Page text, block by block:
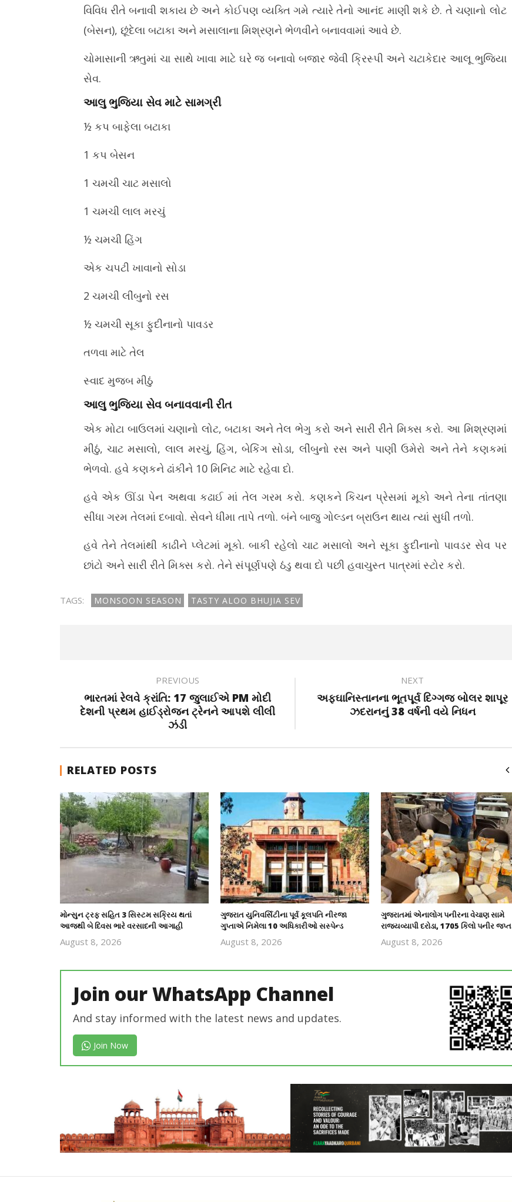
ટેસ્ટી આલૂ ભુજિયા સેવ
July
8,
2026
આજથી બે દિવસ ભારે વરસાદની આગાહી
ગુપ્તાએ નિમેલા 10 અધિકારીઓ સસ્પેન્ડ
વિવિધ રીતે બનાવી શકાય છે અને કોઈપણ વ્યક્તિ ગમે ત્યારે તેનો આનંદ માણી શકે છે. તે ચણાનો લોટ
(બેસન), છૂંદેલા બટાકા અને મસાલાના મિશ્રણને ભેળવીને બનાવવામાં આવે છે.
ચોમાસાની ઋતુમાં ચા સાથે ખાવા માટે ઘરે જ બનાવો બજાર જેવી ક્રિસ્પી અને ચટાકેદાર આલૂ ભુજિયા
સેવ.
આલુ ભુજિયા સેવ માટે સામગ્રી
½ કપ બાફેલા બટાકા
1 કપ બેસન
1 ચમચી ચાટ મસાલો
1 ચમચી લાલ મરચું
½ ચમચી હિંગ
એક ચપટી ખાવાનો સોડા
2 ચમચી લીંબુનો રસ
½ ચમચી સૂકા ફુદીનાનો પાવડર
તળવા માટે તેલ
સ્વાદ મુજબ મીઠું
આલુ ભુજિયા સેવ બનાવવાની રીત
એક મોટા બાઉલમાં ચણાનો લોટ, બટાકા અને તેલ ભેગુ કરો અને સારી રીતે મિક્સ કરો. આ મિશ્રણમાં
મીઠું, ચાટ મસાલો, લાલ મરચું, હિંગ, બેકિંગ સોડા, લીંબુનો રસ અને પાણી ઉમેરો અને તેને કણકમાં
ભેળવો. હવે કણકને ઢાંકીને 10 મિનિટ માટે રહેવા દો.
હવે એક ઊંડા પેન અથવા કઢાઈ માં તેલ ગરમ કરો. કણકને કિચન પ્રેસમાં મૂકો અને તેના તાંતણા
સીધા ગરમ તેલમાં દબાવો. સેવને ધીમા તાપે તળો. બંને બાજુ ગોલ્ડન બ્રાઉન થાય ત્યાં સુધી તળો.
હવે તેને તેલમાંથી કાઢીને પ્લેટમાં મૂકો. બાકી રહેલો ચાટ મસાલો અને સૂકા ફુદીનાનો પાવડર સેવ પર
છાંટો અને સારી રીતે મિક્સ કરો. તેને સંપૂર્ણપણે ઠંડુ થવા દો પછી હવાચુસ્ત પાત્રમાં સ્ટોર કરો.
TAGS: MONSOON SEASON TASTY ALOO BHUJIA SEV
PREVIOUS
ભારતમાં રેલવે ક્રાંતિ: 17 જુલાઈએ PM મોદી
દેશની પ્રથમ હાઈડ્રોજન ટ્રેનને આપશે લીલી
ઝંડી
NEXT
અફઘાનિસ્તાનના ભૂતપૂર્વ દિગ્ગજ બોલર શાપૂર
ઝદરાનનું 38 વર્ષની વયે નિધન
RELATED POSTS
મોન્સુન ટ્રફ સહિત 3 સિસ્ટમ સક્રિય થતાં
આજથી બે દિવસ ભારે વરસાદની આગાહી
August 8, 2026
ગુજરાત યુનિવર્સિટીના પૂર્વ કૂલપતિ નીરજા
ગુપ્તાએ નિમેલા 10 અધિકારીઓ સસ્પેન્ડ
August 8, 2026
ગુજરાતમાં એનાલોગ પનીરના વેચાણ સામે
રાજ્યવ્યાપી દરોડા, 1705 કિલો પનીર જપ્ત
August 8, 2026
Join our WhatsApp Channel
And stay informed with the latest news and updates.
Join Now